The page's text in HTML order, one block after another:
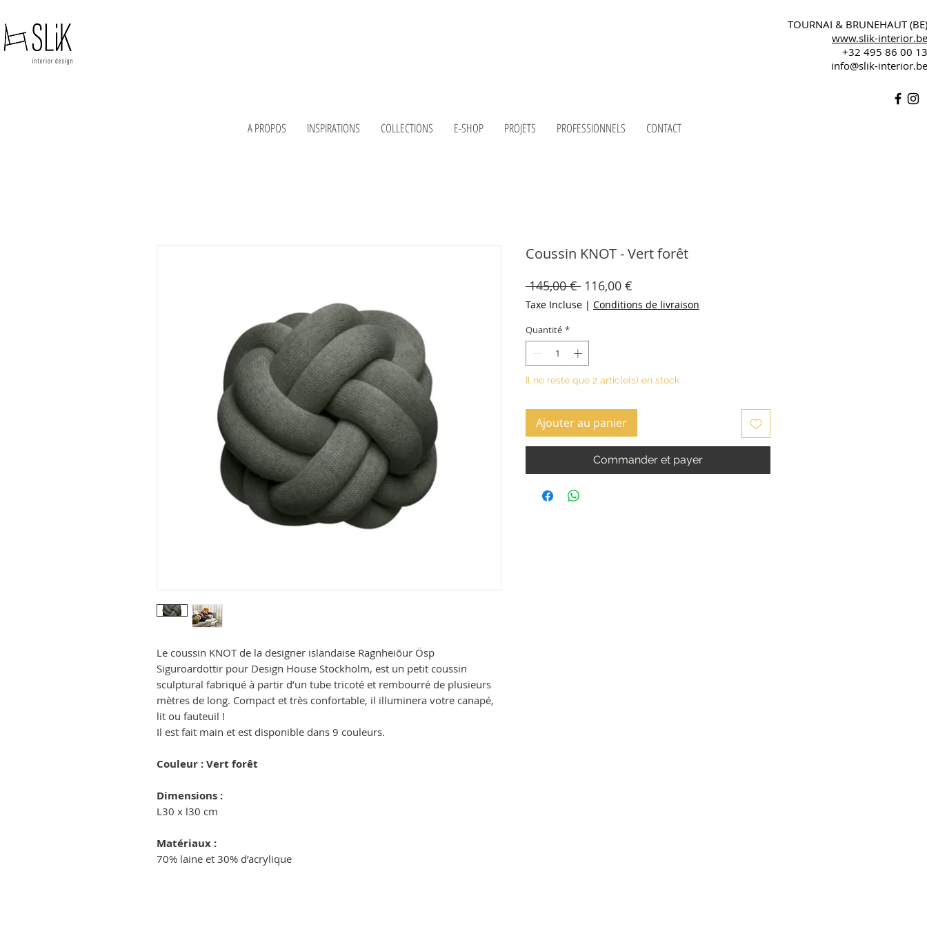
TOURNAI & BRUNEHAUT (BE)
www.slik-interior.be
+32 495 86 00 13
info@slik-interior.be
A PROPOS INSPIRATIONS COLLECTIONS E-SHOP PROJETS PROFESSIONNELS CONTACT
Le coussin KNOT de la designer islandaise Ragnheiõur Ösp
Siguroardottir pour Design House Stockholm, est un petit coussin
sculptural fabriqué à partir d’un tube tricoté et rembourré de plusieurs
mètres de long. Compact et très confortable, il illuminera votre canapé,
lit ou fauteuil !
Il est fait main et est disponible dans 9 couleurs.
Couleur : Vert forêt
Dimensions :
L30 x l30 cm
Matériaux :
70% laine et 30% d’acrylique
Coussin KNOT - Vert forêt
145,00 € Prix
original
116,00 €
promotionnel
Taxe Incluse | Conditions de livraison
Quantité *
Il ne reste que 2 article(s) en stock
Ajouter au panier
Commander et payer